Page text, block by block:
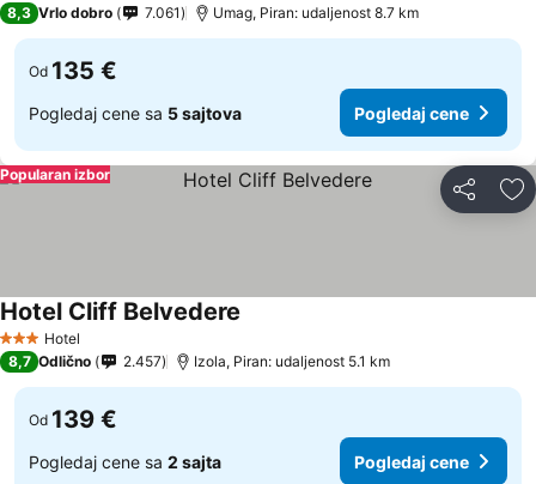
8,3 Vrlo dobro 7.061 Umag, Piran: udaljenost 8.7 km
Od 135 €
Pogledaj cene sa 5 sajtova Pogledaj cene
Deli
Popularan izbor
3 Zvezdice
Hotel
Hotel Cliff Belvedere
8,7 Odlično 2.457 Izola, Piran: udaljenost 5.1 km
Od 139 €
Pogledaj cene sa 2 sajta Pogledaj cene